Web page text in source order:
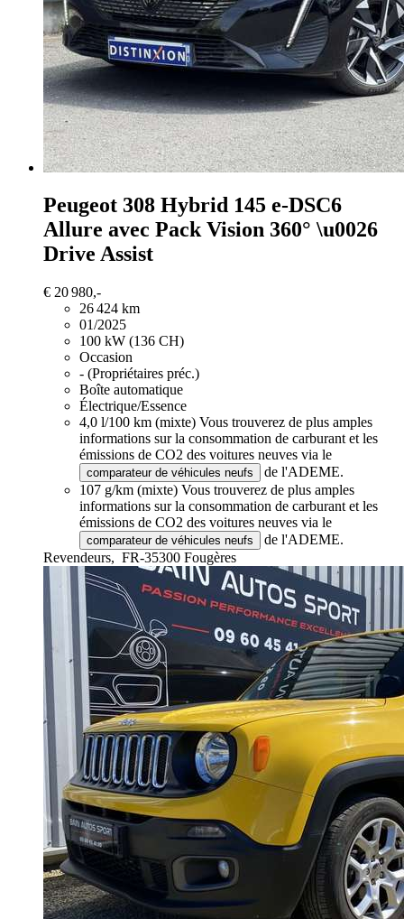
Peugeot 308 Hybrid 145 e-DSC6
Allure avec Pack Vision 360° \u0026
Drive Assist
€ 20 980,-
26 424 km
01/2025
100 kW (136 CH)
Occasion
- (Propriétaires préc.)
Boîte automatique
Électrique/Essence
4,0 l/100 km (mixte) Vous trouverez de plus amples
informations sur la consommation de carburant et les
émissions de CO2 des voitures neuves via le
comparateur de véhicules neufs
de l'ADEME.
107 g/km (mixte) Vous trouverez de plus amples
informations sur la consommation de carburant et les
émissions de CO2 des voitures neuves via le
comparateur de véhicules neufs
de l'ADEME.
Revendeurs, FR-35300 Fougères